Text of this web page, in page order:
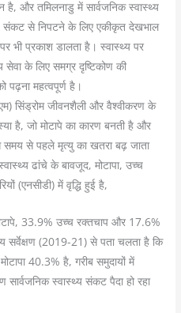
और तमिलनाडु में सार्वजनिक स्वास्थ्य
संकट से निपटने के लिए एकीकृत देखभाल
भी प्रकाश डालता है। स्वास्थ्य पर
के लिए समग्र दृष्टिकोण की
महत्वपूर्ण है।
सिंड्रोम जीवनशैली और वैश्वीकरण के
है, जो मोटापे का कारण बनती है और
समय से पहले मृत्यु का खतरा बढ़ जाता
ढांचे के बावजूद, मोटापा, उच्च
(एनसीडी) में वृद्धि हुई है,
33.9% उच्च रक्तचाप और 17.6%
सर्वेक्षण (2019-21) से पता चलता है कि
40.3% है, गरीब समुदायों में
स्वास्थ्य संकट पैदा हो रहा